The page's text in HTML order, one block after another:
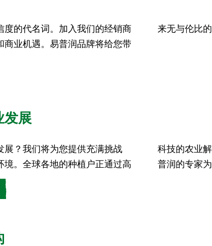
的代名词。加入我们的经销商
业机遇。易普润品牌将给您带
来无与伦比
发展
？我们将为您提供充满挑战
。全球各地的种植户正通过高
营养进行转型。您想要作为易
普润的专家